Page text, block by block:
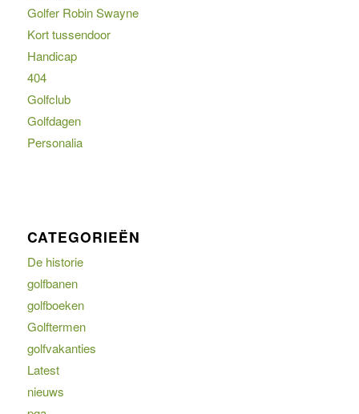
Golfer Robin Swayne
Kort tussendoor
Handicap
404
Golfclub
Golfdagen
Personalia
CATEGORIEËN
De historie
golfbanen
golfboeken
Golftermen
golfvakanties
Latest
nieuws